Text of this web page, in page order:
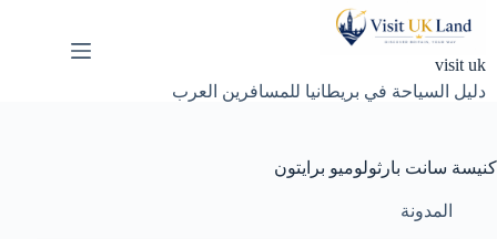
visit uk
دليل السياحة في بريطانيا للمسافرين العرب
كنيسة سانت بارثولوميو برايتون
المدونة